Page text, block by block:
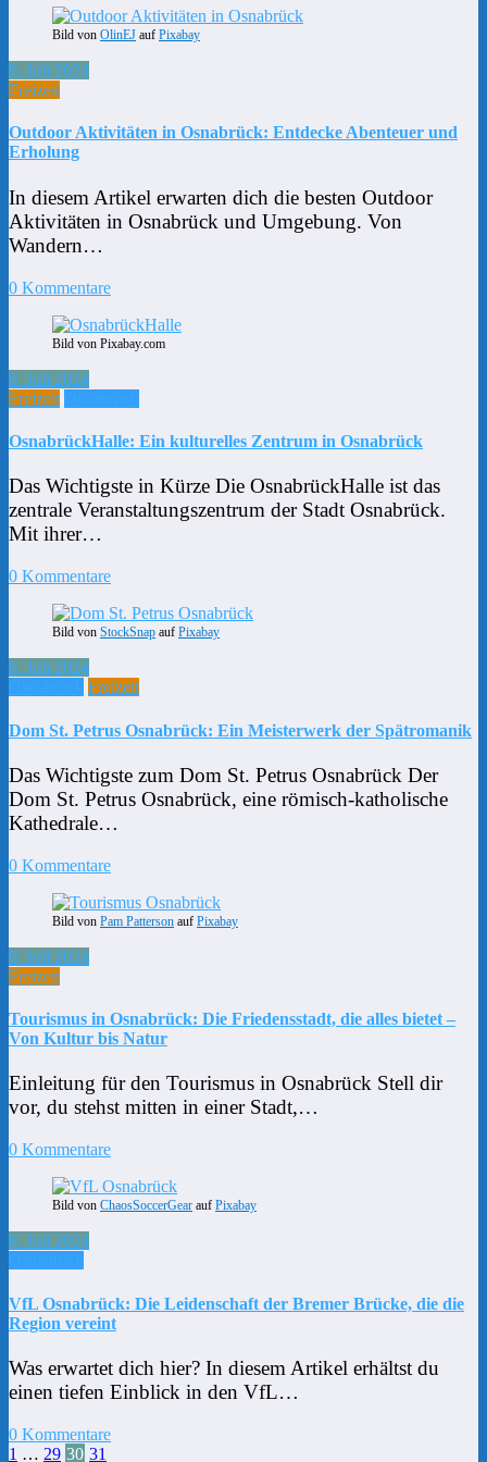
Bild von OlinEJ auf Pixabay
9. Juli 2024
Freizeit
Outdoor Aktivitäten in Osnabrück: Entdecke Abenteuer und
Erholung
In diesem Artikel erwarten dich die besten Outdoor
Aktivitäten in Osnabrück und Umgebung. Von
Wandern…
0 Kommentare
Bild von Pixabay.com
9. Juli 2024
Freizeit
OsnabrückHalle: Ein kulturelles Zentrum in Osnabrück
Das Wichtigste in Kürze Die OsnabrückHalle ist das
zentrale Veranstaltungszentrum der Stadt Osnabrück.
Mit ihrer…
0 Kommentare
Bild von StockSnap auf Pixabay
9. Juli 2024
Freizeit
Dom St. Petrus Osnabrück: Ein Meisterwerk der Spätromanik
Das Wichtigste zum Dom St. Petrus Osnabrück Der
Dom St. Petrus Osnabrück, eine römisch-katholische
Kathedrale…
0 Kommentare
Bild von Pam Patterson auf Pixabay
9. Juli 2024
Freizeit
Tourismus in Osnabrück: Die Friedensstadt, die alles bietet –
Von Kultur bis Natur
Einleitung für den Tourismus in Osnabrück Stell dir
vor, du stehst mitten in einer Stadt,…
0 Kommentare
Bild von ChaosSoccerGear auf Pixabay
8. Juli 2024
VfL Osnabrück: Die Leidenschaft der Bremer Brücke, die die
Region vereint
Was erwartet dich hier? In diesem Artikel erhältst du
einen tiefen Einblick in den VfL…
0 Kommentare
1 … 29 30 31